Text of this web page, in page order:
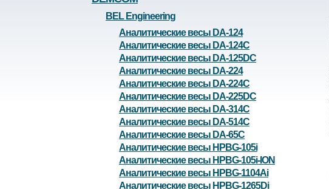
BEL Engineering
Аналитические весы DA-124
Аналитические весы DA-124C
Аналитические весы DA-125DC
Аналитические весы DA-224
Аналитические весы DA-224C
Аналитические весы DA-225DC
Аналитические весы DA-314C
Аналитические весы DA-514C
Аналитические весы DA-65C
Аналитические весы HPBG-105i
Аналитические весы HPBG-105i-ION
Аналитические весы HPBG-1104Ai
Аналитические весы HPBG-1265Di